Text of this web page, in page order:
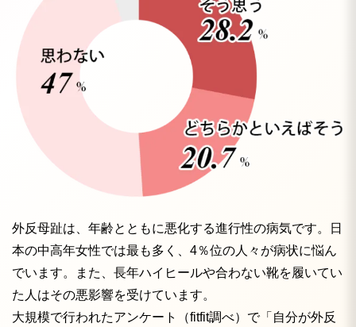
外反母趾は、年齢とともに悪化する進行性の病気です。日
本の中高年女性では最も多く、4％位の人々が病状に悩ん
でいます。また、長年ハイヒールや合わない靴を履いてい
た人はその悪影響を受けています。
大規模で行われたアンケート（fitfit調べ）で「自分が外反